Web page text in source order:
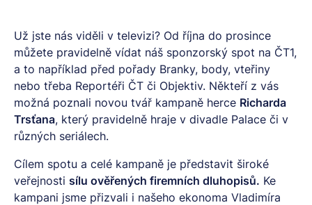
Už jste nás viděli v televizi? Od října do prosince
můžete pravidelně vídat náš sponzorský spot na ČT1,
a to například před pořady Branky, body, vteřiny
nebo třeba Reportéři ČT či Objektiv. Někteří z vás
možná poznali novou tvář kampaně herce Richarda
Trsťana, který pravidelně hraje v divadle Palace či v
různých seriálech.
Cílem spotu a celé kampaně je představit široké
veřejnosti sílu ověřených firemních dluhopisů. Ke
kampani jsme přizvali i našeho ekonoma Vladimíra